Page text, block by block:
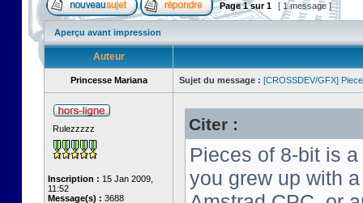
Page1sur1 [ 1 message ]
Aperçu avant impression
Auteur
Princesse Mariana Sujet du message : [CROSSDEV/GFX]
Rulezzzzz
Inscription : 15 Jan 2009,
11:52
Message(s) : 3688
Citer :
Pieces of 8-bit is
you grew up with